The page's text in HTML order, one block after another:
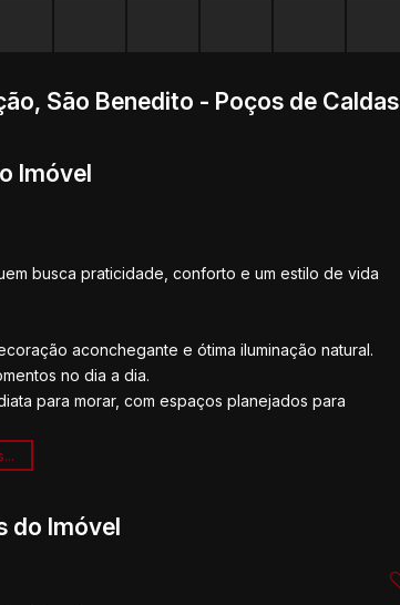
São Benedito - Poços de Caldas
Imóvel
busca praticidade, conforto e um estilo de vida
aconchegante e ótima iluminação natural.
no dia a dia.
para morar, com espaços planejados para
do Imóvel